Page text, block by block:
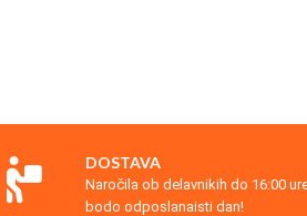
DOSTAVA
Naročila ob delavnikih do 16:00
bodo odposlanaisti dan!